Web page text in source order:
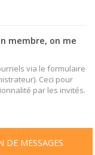
membre, on me
via le formulaire
Ceci pour
par les invités.
DE MESSAGES